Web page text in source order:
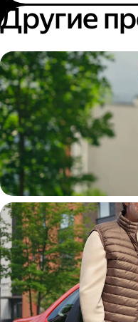
Другие
Пеший